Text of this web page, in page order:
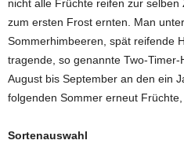
nicht alle Früchte reifen zur
zum ersten Frost ernten. Man
Sommerhimbeeren, spät reifende
tragende, so genannte Two-
August bis September an den ein
folgenden Sommer erneut
Sortenauswahl